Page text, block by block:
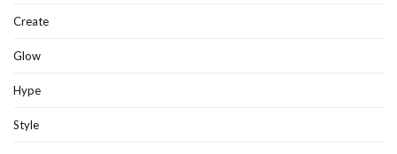
Create
Glow
Hype
Style